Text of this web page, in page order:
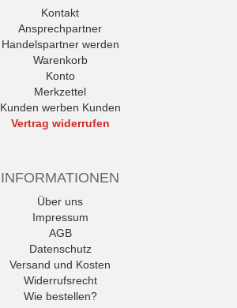
Kontakt
Ansprechpartner
Handelspartner werden
Warenkorb
Konto
Merkzettel
Kunden werben Kunden
Vertrag widerrufen
INFORMATIONEN
Über uns
Impressum
AGB
Datenschutz
Versand und Kosten
Widerrufsrecht
Wie bestellen?